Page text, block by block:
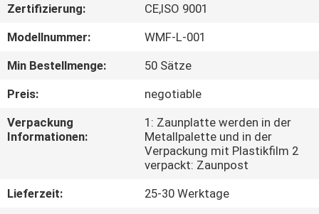
AUSFLUG
QUALITÄTSKONTROLLE
TRETEN
SIE
UNS
Zertifizierung:
CE,ISO 9001
Modellnummer:
WMF-L-001
Min Bestellmenge:
50 Sätze
Preis:
negotiable
Verpackung
Informationen:
1: Zaunplatte werden in der
Metallpalette und in der
Verpackung mit Plastikfilm 2
verpackt: Zaunpost
Lieferzeit:
25-30 Werktage